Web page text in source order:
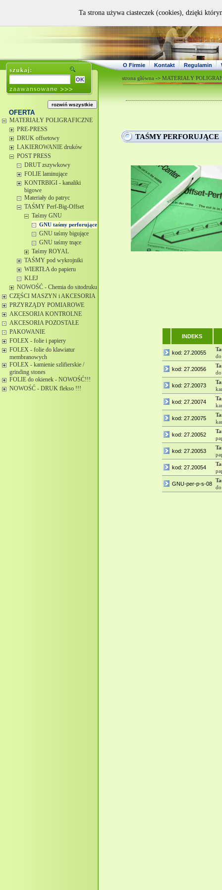
O Firmie Kontakt Regulamin
OFERTA
MATERIAŁY POLIGRAFICZNE
PRE-PRESS
DRUK offsetowy
LAKIEROWANIE druków
POST PRESS
DRUT zszywkowy
FOLIE laminujące
KONTRBIGI - kanaliki
bigowe
Materiały do patryc
TAŚMY Perf-Big-Offset
Taśmy GNU
GNU taśmy perforujące
GNU taśmy bigujące
GNU taśmy tnące
Taśmy ROYAL
TAŚMY pod wykrojniki
WIERTŁA do papieru
KLEJ
NOWOŚĆ - Chemia do sitodruku
CZĘŚCI MASZYN i AKCESORIA
PRZYRZĄDY POMIAROWE
AKCESORIA KONTROLNE
AKCESORIA POZOSTAŁE
PAKOWANIE
FOLEX - folie i papiery
FOLEX - folie do klawiatur
membranowych
FOLEX - kamienie szlifierskie /
grinding stones
FOLIE do okienek - NOWOŚĆ!!!
NOWOŚĆ - DRUK flekso !!!
strona główna -> MATERIAŁY
TAŚMY PERFORUJĄCE
INDEKS
kod: 27.20055
kod: 27.20056
kod: 27.20073
kod: 27.20074
kod: 27.20075
kod: 27.20052
kod: 27.20053
kod: 27.20054
GNU-per-p-s-08
Ta strona używa ciasteczek (cookies), dzięki